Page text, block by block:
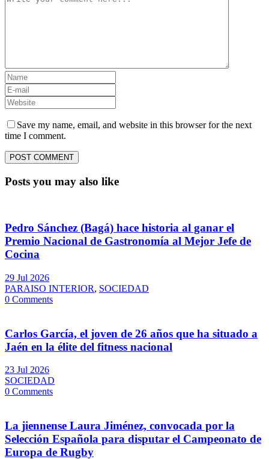
Save my name, email, and website in this browser for the next
time I comment.
Posts you may also like
Pedro Sánchez (Bagá) hace historia al ganar el
Premio Nacional de Gastronomía al Mejor Jefe de
Cocina
29 Jul 2026
PARAISO INTERIOR, SOCIEDAD
0 Comments
Carlos García, el joven de 26 años que ha situado a
Jaén en la élite del fitness nacional
23 Jul 2026
SOCIEDAD
0 Comments
La jiennense Laura Jiménez, convocada por la
Selección Española para disputar el Campeonato de
Europa de Rugby